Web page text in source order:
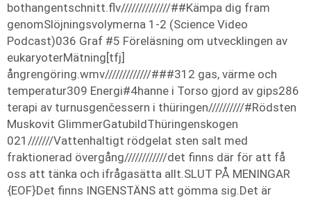
bothangentschnitt.flv//////////////##Kämpa dig fram
genomSlöjningsvolymerna 1-2 (Science Video
Podcast)036 Graf #5 Föreläsning om utvecklingen av
eukaryoterMätning[tfj]
ångrengöring.wmv/////////////###312 gas, värme och
temperatur309 Energi#4hanne i Torso gjord av gips286
terapi av turnusgenčessern i thüringen//////////#Rödsten
Muskovit GlimmerGatubildThüringenskogen
021///////Vattenhaltigt rödgelat sten salt med
fraktionerad övergång////////////det finns där för att få
oss att tänka och ifrågasätta allt.SLUT PÅ MENINGAR
{EOF}Det finns INGENSTÄNS att gömma sig.Det är